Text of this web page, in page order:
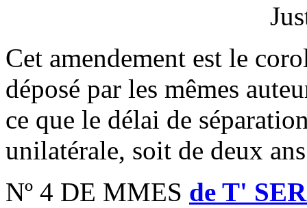
Cet amendement est le
déposé par les mêmes
ce que le délai de
unilatérale, soit de deux
Nº 4 DE MMES de T'